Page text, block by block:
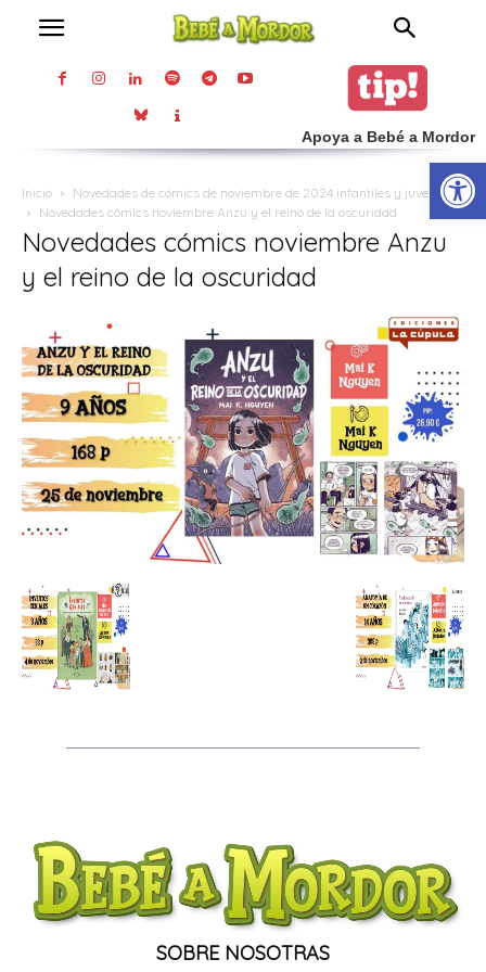
Apoya a Bebé a Mordor
Inicio
Novedades de cómics de noviembre de 2024 infantiles y juveniles
Novedades cómics noviembre Anzu y el reino de la oscuridad
Novedades cómics noviembre Anzu
y el reino de la oscuridad
SOBRE NOSOTRAS